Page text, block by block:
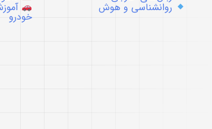
روانشناسی و هوش
خودرو